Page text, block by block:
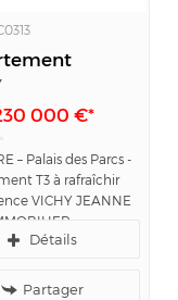
000 €*
– Palais des Parcs -
T3 à rafraîchir
VICHY JEANNE
de l’immobilier sur
la vente en
Détails
Partager